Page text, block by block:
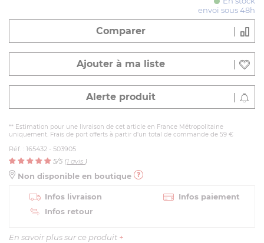
envoi sous 48h
Comparer
Ajouter à ma liste
Alerte produit
** Estimation pour une livraison de cet article en France Métropolitaine
uniquement. Frais de port offerts à partir d'un total de commande de 59 €
Réf. : 165432 - 503905
5/5 (1 avis )
Non disponible en boutique
Infos livraison
Infos paiement
Infos retour
En savoir plus sur ce produit +